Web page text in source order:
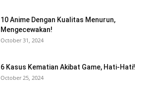
10 Anime Dengan Kualitas Menurun,
Mengecewakan!
October 31, 2024
6 Kasus Kematian Akibat Game, Hati-Hati!
October 25, 2024